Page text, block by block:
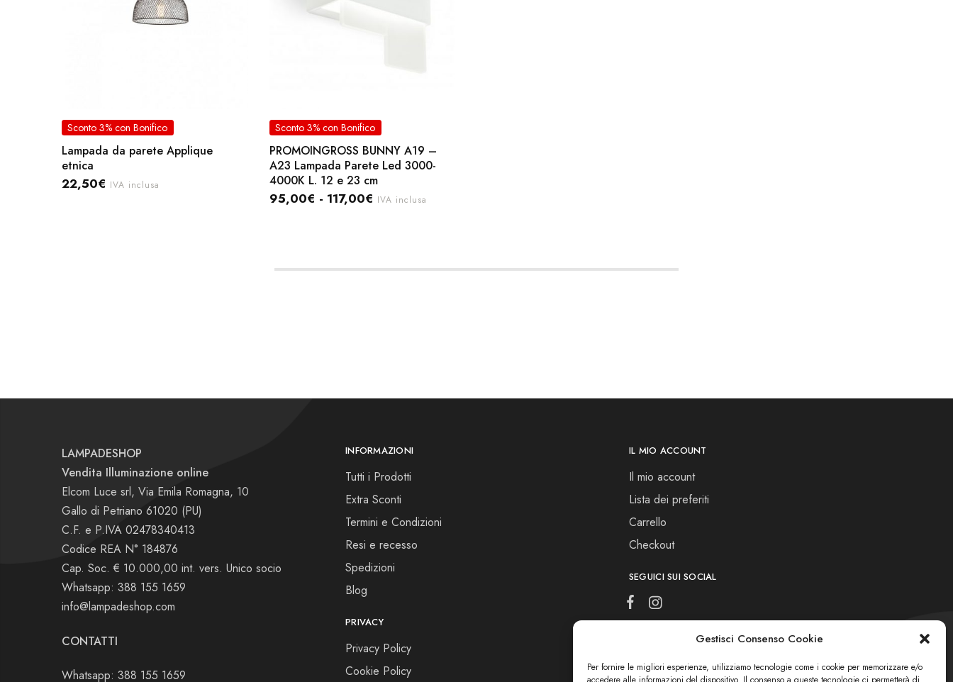
Gestisci Consenso Cookie
Per fornire le migliori esperienze, utilizziamo tecnologie come i cookie per memorizzare e/o
Sconto 3% con Bonifico
Lampada da parete Applique
etnica
22,50€ IVA inclusa
Sconto 3% con Bonifico
PROMOINGROSS BUNNY A19 –
A23 Lampada Parete Led 3000-
4000K L. 12 e 23 cm
95,00€ - 117,00€ IVA inclusa
LAMPADESHOP
Vendita Illuminazione online
Elcom Luce srl, Via Emila Romagna, 10
Gallo di Petriano 61020 (PU)
C.F. e P.IVA 02478340413
Codice REA N° 184876
Cap. Soc. € 10.000,00 int. vers. Unico socio
Whatsapp: 388 155 1659
info@lampadeshop.com
CONTATTI
Whatsapp: 388 155 1659
INFORMAZIONI
Tutti i Prodotti
Extra Sconti
Termini e Condizioni
Resi e recesso
Spedizioni
Blog
PRIVACY
Privacy Policy
Cookie Policy
IL MIO ACCOUNT
Il mio account
Lista dei preferiti
Carrello
Checkout
SEGUICI SUI SOCIAL